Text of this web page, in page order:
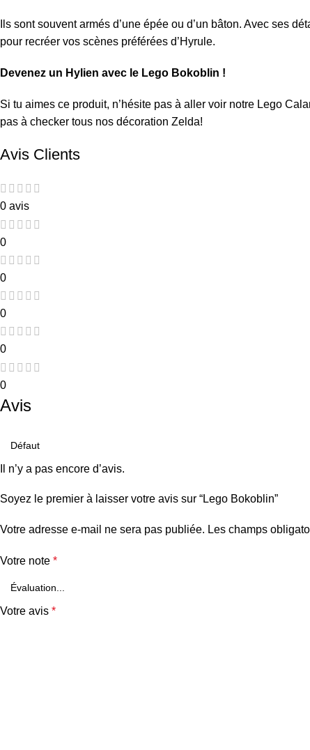
Ils sont souvent armés d’une épée ou d’un bâton. Avec ses
pour recréer vos scènes préférées d’Hyrule.
Devenez un Hylien avec le Lego Bokoblin !
Si tu aimes ce produit, n’hésite pas à aller voir notre Lego
pas à checker tous nos décoration Zelda!
Avis Clients
0 avis
0
0
0
0
0
Avis
Il n’y a pas encore d’avis.
Soyez le premier à laisser votre avis sur “Lego Bokoblin”
Votre adresse e-mail ne sera pas publiée. Les champs
Votre note *
Votre avis *